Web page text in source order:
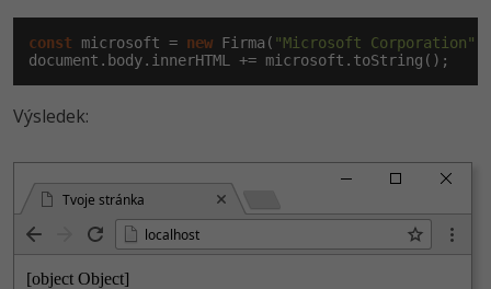
const microsoft = new Firma( "Microsoft Corporation"
document .body.innerHTML += microsoft.toString();
Výsledek:
Tvoje stránka
localhost